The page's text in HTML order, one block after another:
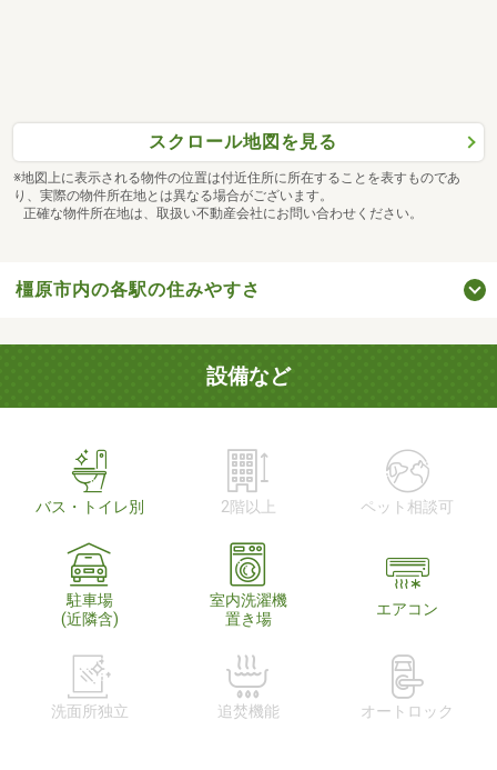
スクロール地図を見る
※地図上に表示される物件の位置は付近住所に所在することを表すものであ
り、実際の物件所在地とは異なる場合がございます。
正確な物件所在地は、取扱い不動産会社にお問い合わせください。
橿原市内の各駅の住みやすさ
設備など
バス・トイレ別 2階以上 ペット相談可
駐車場
(近隣含)
室内洗濯機
置き場
エアコン
洗面所独立 追焚機能 オートロック